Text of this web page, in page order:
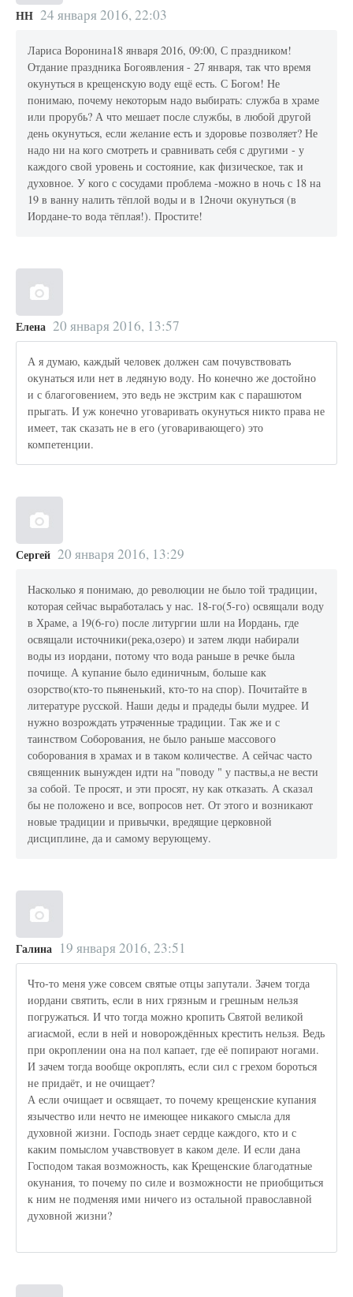
НН 24 января 2016, 22:03
Лариса Воронина18 января 2016, 09:00, С праздником!
Отдание праздника Богоявления - 27 января, так что время
окунуться в крещенскую воду ещё есть. С Богом! Не
понимаю, почему некоторым надо выбирать: служба в храме
или прорубь? А что мешает после службы, в любой другой
день окунуться, если желание есть и здоровье позволяет? Не
надо ни на кого смотреть и сравнивать себя с другими - у
каждого свой уровень и состояние, как физическое, так и
духовное. У кого с сосудами проблема -можно в ночь с 18 на
19 в ванну налить тёплой воды и в 12ночи окунуться (в
Иордане-то вода тёплая!). Простите!
Елена 20 января 2016, 13:57
А я думаю, каждый человек должен сам почувствовать
окунаться или нет в ледяную воду. Но конечно же достойно
и с благоговением, это ведь не экстрим как с парашютом
прыгать. И уж конечно уговаривать окунуться никто права не
имеет, так сказать не в его (уговаривающего) это
компетенции.
Сергей 20 января 2016, 13:29
Насколько я понимаю, до революции не было той традиции,
которая сейчас выработалась у нас. 18-го(5-го) освящали воду
в Храме, а 19(6-го) после литургии шли на Иордань, где
освящали источники(река,озеро) и затем люди набирали
воды из иордани, потому что вода раньше в речке была
почище. А купание было единичным, больше как
озорство(кто-то пьяненький, кто-то на спор). Почитайте в
литературе русской. Наши деды и прадеды были мудрее. И
нужно возрождать утраченные традиции. Так же и с
таинством Соборования, не было раньше массового
соборования в храмах и в таком количестве. А сейчас часто
священник вынужден идти на "поводу " у паствы,а не вести
за собой. Те просят, и эти просят, ну как отказать. А сказал
бы не положено и все, вопросов нет. От этого и возникают
новые традиции и привычки, вредящие церковной
дисциплине, да и самому верующему.
Галина 19 января 2016, 23:51
Что-то меня уже совсем святые отцы запутали. Зачем тогда
иордани святить, если в них грязным и грешным нельзя
погружаться. И что тогда можно кропить Святой великой
агиасмой, если в ней и новорождённых крестить нельзя. Ведь
при окроплении она на пол капает, где её попирают ногами.
И зачем тогда вообще окроплять, если сил с грехом бороться
не придаёт, и не очищает?
А если очищает и освящает, то почему крещенские купания
язычество или нечто не имеющее никакого смысла для
духовной жизни. Господь знает сердце каждого, кто и с
каким помыслом учавствовует в каком деле. И если дана
Господом такая возможность, как Крещенские благодатные
окунания, то почему по силе и возможности не приобщиться
к ним не подменяя ими ничего из остальной православной
духовной жизни?